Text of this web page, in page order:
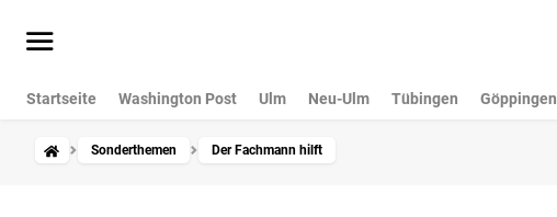
Startseite Washington Post Ulm Neu-Ulm Tübingen Göppingen
Sonderthemen Der Fachmann hilft